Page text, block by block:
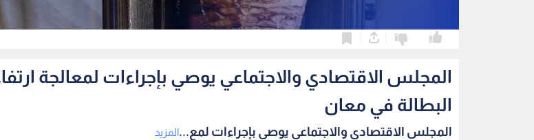
المجلس الاقتصادي والاجتماعي يوصي بإجراءات لمعالجة
البطالة في معان
المجلس الاقتصادي والاجتماعي يوصي بإجراءات لمع...المزيد